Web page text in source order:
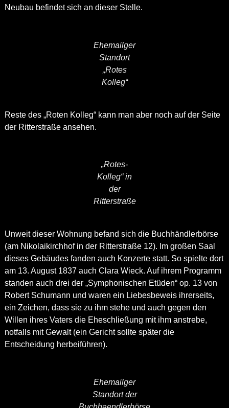
Neubau befindet sich an dieser Stelle.
Ehemailger
Standort
„Rotes
Kolleg“
Reste des „Roten Kolleg“ kann man aber noch auf der Seite
der Ritterstraße ansehen.
„Rotes-
Kolleg“ in
der
Ritterstraße
Unweit dieser Wohnung befand sich die Buchhändlerbörse
(am Nikolaikirchhof in der Ritterstraße 12). Im großen Saal
dieses Gebäudes fanden auch Konzerte statt. So spielte dort
am 13. August 1837 auch Clara Wieck. Auf ihrem Programm
standen auch drei der „Symphonischen Etüden“ op. 13 von
Robert Schumann und waren ein Liebesbeweis ihrerseits,
ein Zeichen, dass sie zu ihm stehe und auch gegen den
Willen ihres Vaters die Eheschließung mit ihm anstrebe,
notfalls mit Gewalt (ein Gericht sollte später die
Entscheidung herbeiführen).
Ehemailger
Standort der